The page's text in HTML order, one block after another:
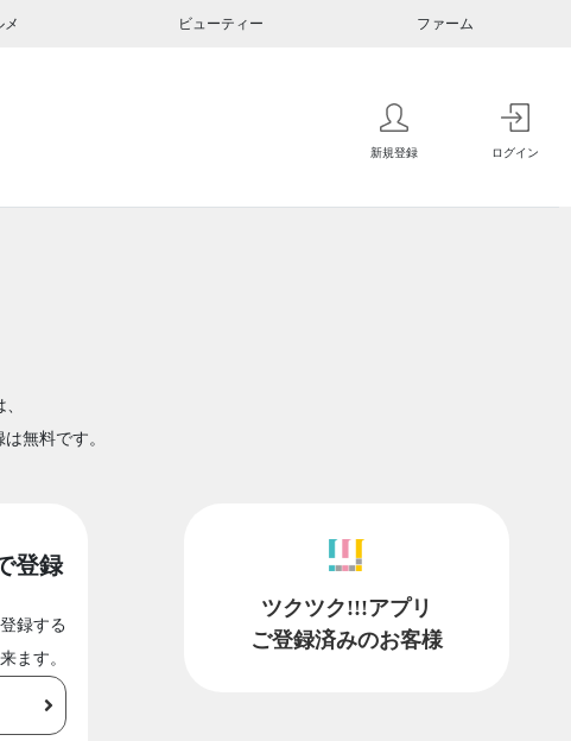
メ ビューティー ファーム
新規登録 ログイン
無料です。
登録
録する
ます。
ツクツク!!!アプリ
ご登録済みのお客様